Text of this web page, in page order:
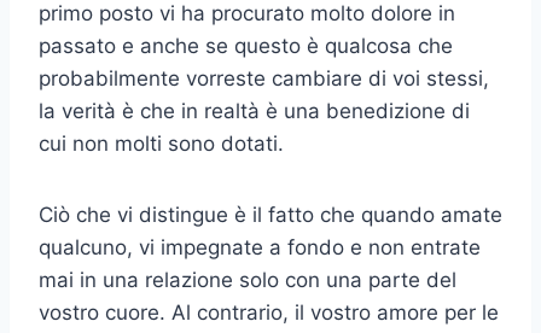
primo posto vi ha procurato molto dolore in
passato e anche se questo è qualcosa che
probabilmente vorreste cambiare di voi stessi,
la verità è che in realtà è una benedizione di
cui non molti sono dotati.
Ciò che vi distingue è il fatto che quando amate
qualcuno, vi impegnate a fondo e non entrate
mai in una relazione solo con una parte del
vostro cuore. Al contrario, il vostro amore per le